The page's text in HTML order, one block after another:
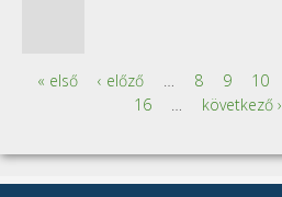
Oldalak
« első ‹ előző … 8 9 10
16
… következő ›